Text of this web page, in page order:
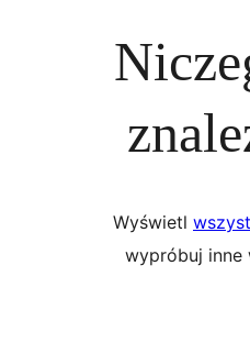
Wyświetl
wypróbuj inne